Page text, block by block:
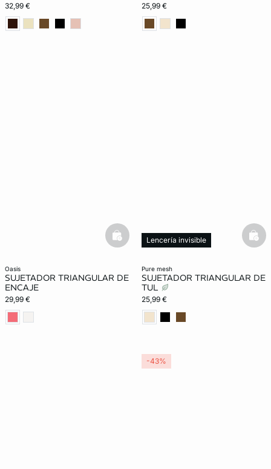
32,99 € 25,99 €
oasis
SUJETADOR TRIANGULAR DE
ENCAJE
29,99 €
basketfull
pure mesh
SUJETADOR TRIANGULAR DE
TUL
25,99 €
Lencería invisible
-43%